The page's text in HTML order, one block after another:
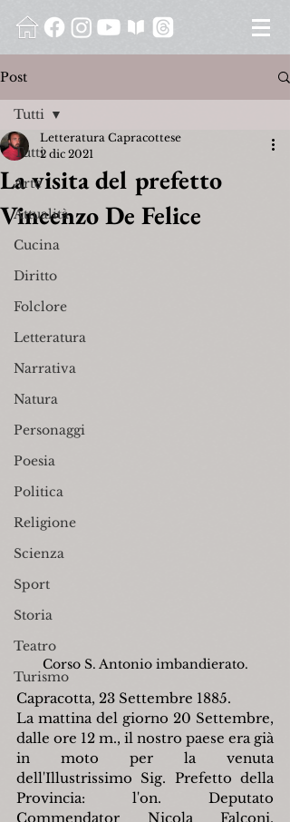
Post
Tutti
Arte
Attualità
Cucina
Diritto
Folclore
Letteratura
Narrativa
Natura
Personaggi
Poesia
Politica
Religione
Scienza
Sport
Storia
Teatro
Turismo
Tutti
La visita del prefetto
Vincenzo De Felice
Letteratura Capracottese
2 dic 2021
Corso S. Antonio imbandierato.
Capracotta, 23 Settembre 1885.
La mattina del giorno 20 Settembre,
dalle ore 12 m., il nostro paese era già
in moto per la venuta
dell'Illustrissimo Sig. Prefetto della
Provincia: l'on. Deputato
Commendator Nicola Falconi,